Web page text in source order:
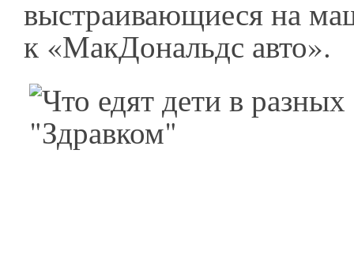
выстраивающиеся на
к «МакДональдс авто».